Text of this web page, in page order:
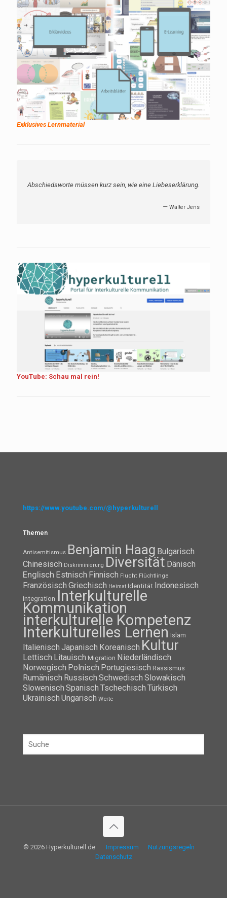
Exklusives Lernmaterial
Abschiedsworte müssen kurz sein, wie eine Liebeserklärung.
—Walter Jens
YouTube: Schau mal rein!
https://www.youtube.com/@hyperkulturell
Themen
Antisemitismus Benjamin Haag Bulgarisch
Chinesisch Diskriminierung Diversität Dänisch
Englisch Estnisch Finnisch Flucht Flüchtlinge
Französisch Griechisch Heimat Identität Indonesisch
Integration Interkulturelle
Kommunikation
interkulturelle Kompetenz
Interkulturelles Lernen Islam
Italienisch Japanisch Koreanisch Kultur
Lettisch Litauisch Migration Niederländisch
Norwegisch Polnisch Portugiesisch Rassismus
Rumänisch Russisch Schwedisch Slowakisch
Slowenisch Spanisch Tschechisch Türkisch
Ukrainisch Ungarisch Werte
© 2026 Hyperkulturell.de Impressum
Nutzungsregeln
Datenschutz